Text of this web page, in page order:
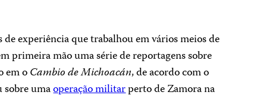
experiência que trabalhou em vários meios de
primeira mão uma série de reportagens sobre
em oCambio de Michoacán, de acordo com o
sobre umaoperação militarperto de Zamora na